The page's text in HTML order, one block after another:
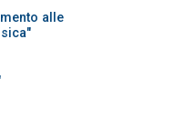
alle